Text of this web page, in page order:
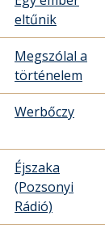
eltűnik
Megszólal a
történelem
Werbőczy
Éjszaka
(Pozsonyi
Rádió)